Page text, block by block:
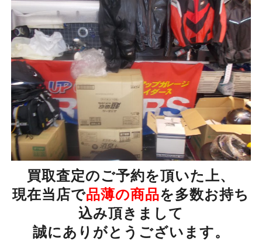
買取査定のご予約を頂いた上、
現在当店で品薄の商品を多数お持ち
込み頂きまして
誠にありがとうございます。